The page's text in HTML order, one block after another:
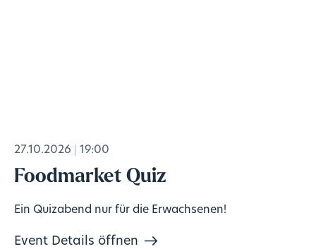
27.10.2026 19:00
Foodmarket Quiz
Ein Quizabend nur für die Erwachsenen!
Event Details öffnen